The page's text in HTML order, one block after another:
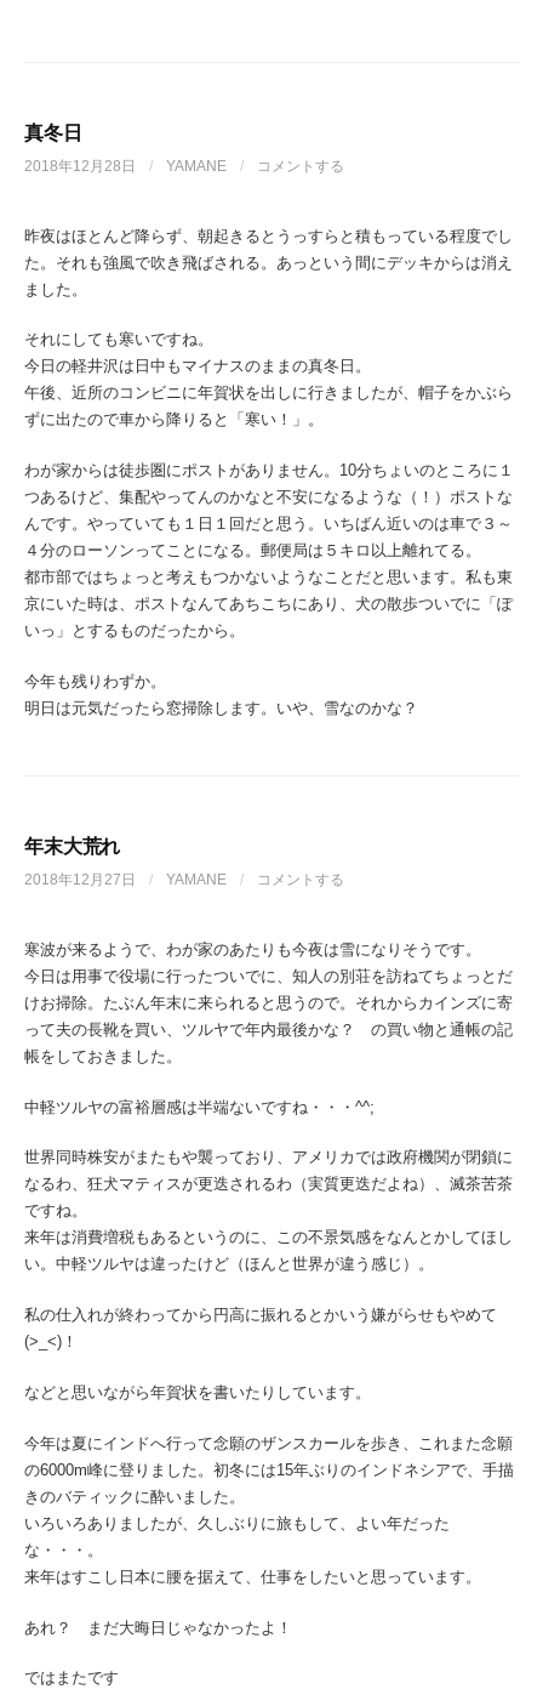
真冬日
2018年12月28日 / YAMANE / コメントする
昨夜はほとんど降らず、朝起きるとうっすらと積もっている程度でし
た。それも強風で吹き飛ばされる。あっという間にデッキからは消え
ました。
それにしても寒いですね。
今日の軽井沢は日中もマイナスのままの真冬日。
午後、近所のコンビニに年賀状を出しに行きましたが、帽子をかぶら
ずに出たので車から降りると「寒い！」。
わが家からは徒歩圏にポストがありません。10分ちょいのところに１
つあるけど、集配やってんのかなと不安になるような（！）ポストな
んです。やっていても１日１回だと思う。いちばん近いのは車で３～
４分のローソンってことになる。郵便局は５キロ以上離れてる。
都市部ではちょっと考えもつかないようなことだと思います。私も東
京にいた時は、ポストなんてあちこちにあり、犬の散歩ついでに「ぽ
いっ」とするものだったから。
今年も残りわずか。
明日は元気だったら窓掃除します。いや、雪なのかな？
年末大荒れ
2018年12月27日 / YAMANE / コメントする
寒波が来るようで、わが家のあたりも今夜は雪になりそうです。
今日は用事で役場に行ったついでに、知人の別荘を訪ねてちょっとだ
けお掃除。たぶん年末に来られると思うので。それからカインズに寄
って夫の長靴を買い、ツルヤで年内最後かな？ の買い物と通帳の記
帳をしておきました。
中軽ツルヤの富裕層感は半端ないですね・・・^^;
世界同時株安がまたもや襲っており、アメリカでは政府機関が閉鎖に
なるわ、狂犬マティスが更迭されるわ（実質更迭だよね）、滅茶苦茶
ですね。
来年は消費増税もあるというのに、この不景気感をなんとかしてほし
い。中軽ツルヤは違ったけど（ほんと世界が違う感じ）。
私の仕入れが終わってから円高に振れるとかいう嫌がらせもやめて
(>_<)！
などと思いながら年賀状を書いたりしています。
今年は夏にインドへ行って念願のザンスカールを歩き、これまた念願
の6000m峰に登りました。初冬には15年ぶりのインドネシアで、手描
きのバティックに酔いました。
いろいろありましたが、久しぶりに旅もして、よい年だった
な・・・。
来年はすこし日本に腰を据えて、仕事をしたいと思っています。
あれ？ まだ大晦日じゃなかったよ！
ではまたです